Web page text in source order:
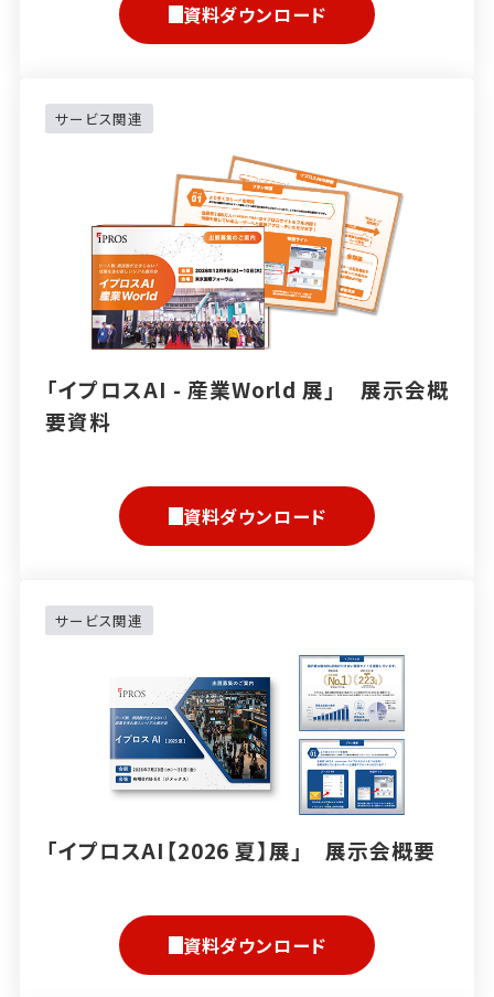
資料ダウンロード
サービス関連
「イプロスAI - 産業World 展」 展示会概
要資料
資料ダウンロード
サービス関連
「イプロスAI【2026 夏】展」 展示会概要
資料ダウンロード